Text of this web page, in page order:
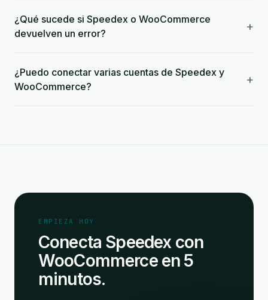
¿Qué sucede si Speedex o WooCommerce
devuelven un error?
+
¿Puedo conectar varias cuentas de Speedex y
WooCommerce?
+
EMPIEZA HOY
Conecta Speedex con
WooCommerce en 5
minutos.